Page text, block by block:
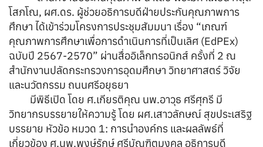
โสภโณ, ผศ.ดร. ผู้ช่วยอธิการบดีฝ่ายประกันคุณภาพการ
ศึกษา ได้เข้าร่วมโครงการประชุมสัมมนา เรื่อง “เกณฑ์
คุณภาพการศึกษาเพื่อการดำเนินการที่เป็นเลิศ (EdPEx)
ฉบับปี 2567-2570” ผ่านสื่ออิเล็กทรอนิกส์ ครั้งที่ 2 ณ
สำนักงานปลัดกระทรวงการอุดมศึกษา วิทยาศาสตร์ วิจัย
และนวัตกรรม ถนนศรีอยุธยา
มีพิธีเปิด โดย ศ.เกียรติคุณ นพ.อาวุธ ศรีศุกรี มี
วิทยากรบรรยายให้ความรู้ โดย ผศ.เสาวลักษณ์ สุขประเสริฐ
บรรยาย หัวข้อ หมวด 1: การนำองค์กร และผลลัพธ์ที่
เกี่ยวข้อง ศ.นพ.พงษ์รักษ์ ศรีบัณฑิตมงคล อธิการบดี